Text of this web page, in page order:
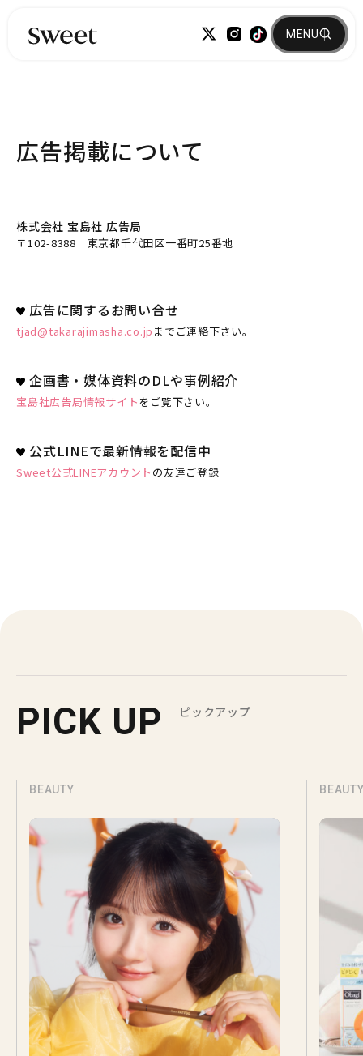
広告掲載について
株式会社 宝島社 広告局
〒102-8388 東京都千代田区一番町25番地
広告に関するお問い合せ
tjad@takarajimasha.co.jp までご連絡下さい。
企画書・媒体資料のDLや事例紹介
宝島社広告局情報サイト をご覧下さい。
公式LINEで最新情報を配信中
Sweet公式LINEアカウント の友達ご登録
PICK UP ピックアップ
BEAUTY